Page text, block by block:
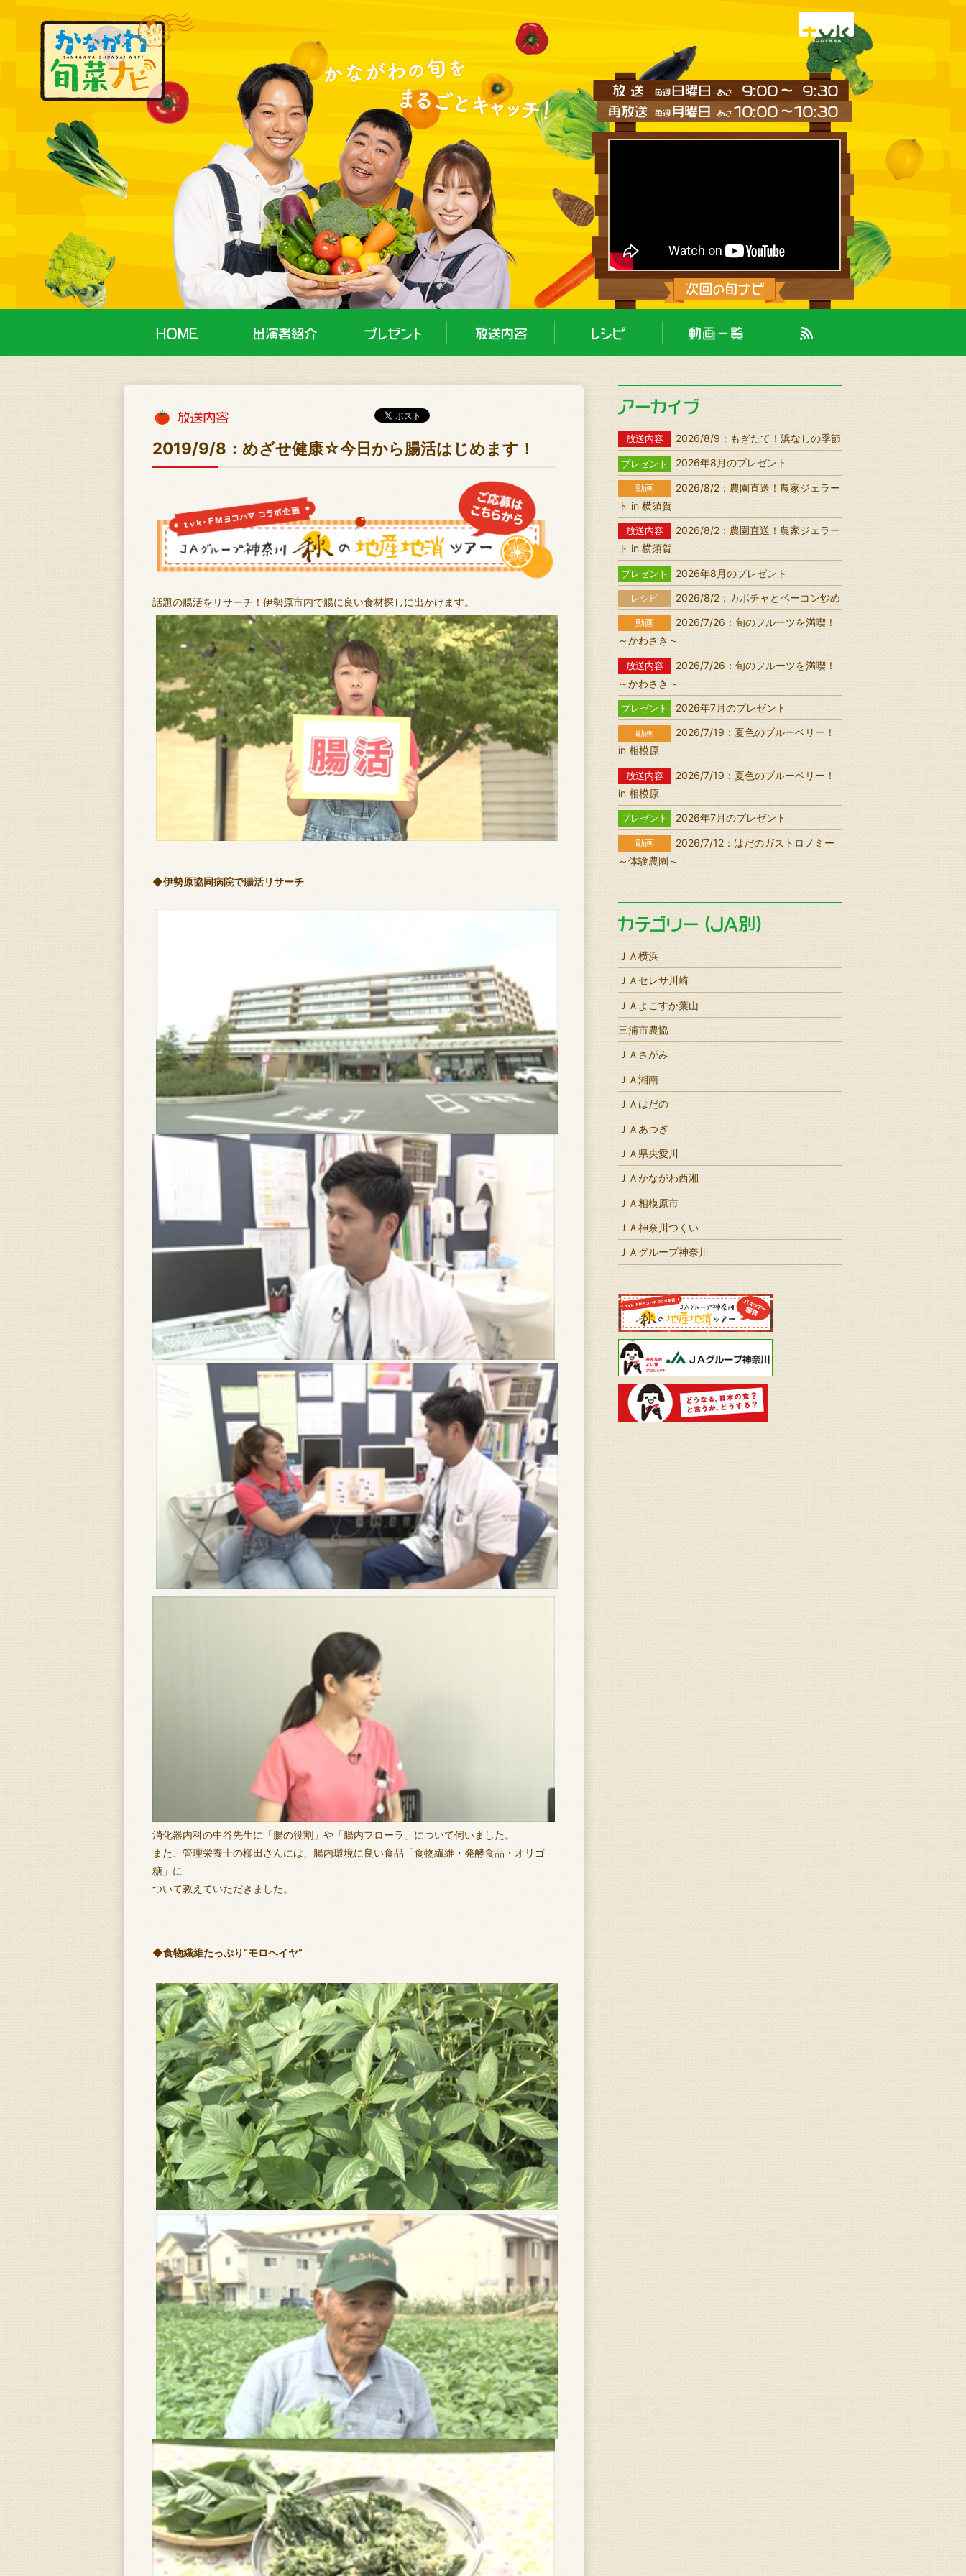
2019/9/8：めざせ健康☆今日から腸活はじめます！
話題の腸活をリサーチ！伊勢原市内で腸に良い食材探しに出かけます。
◆伊勢原協同病院で腸活リサーチ
消化器内科の中谷先生に「腸の役割」や「腸内フローラ」について伺いました。
また、管理栄養士の柳田さんには、腸内環境に良い食品「食物繊維・発酵食品・オリゴ
糖」に
ついて教えていただきました。
◆食物繊維たっぷり“モロヘイヤ”
放送内容 2026/8/9：もぎたて！浜なしの季節
プレゼント 2026年8月のプレゼント
動画
2026/8/2：農園直送！農家ジェラー
ト in 横須賀
放送内容
2026/8/2：農園直送！農家ジェラー
ト in 横須賀
プレゼント 2026年8月のプレゼント
レシピ 2026/8/2：カボチャとベーコン炒め
動画
2026/7/26：旬のフルーツを満喫！
～かわさき～
放送内容
2026/7/26：旬のフルーツを満喫！
～かわさき～
プレゼント 2026年7月のプレゼント
動画
2026/7/19：夏色のブルーベリー！
in 相模原
放送内容
2026/7/19：夏色のブルーベリー！
in 相模原
プレゼント 2026年7月のプレゼント
動画
2026/7/12：はだのガストロノミー
～体験農園～
ＪＡ横浜
ＪＡセレサ川崎
ＪＡよこすか葉山
三浦市農協
ＪＡさがみ
ＪＡ湘南
ＪＡはだの
ＪＡあつぎ
ＪＡ県央愛川
ＪＡかながわ西湘
ＪＡ相模原市
ＪＡ神奈川つくい
ＪＡグループ神奈川